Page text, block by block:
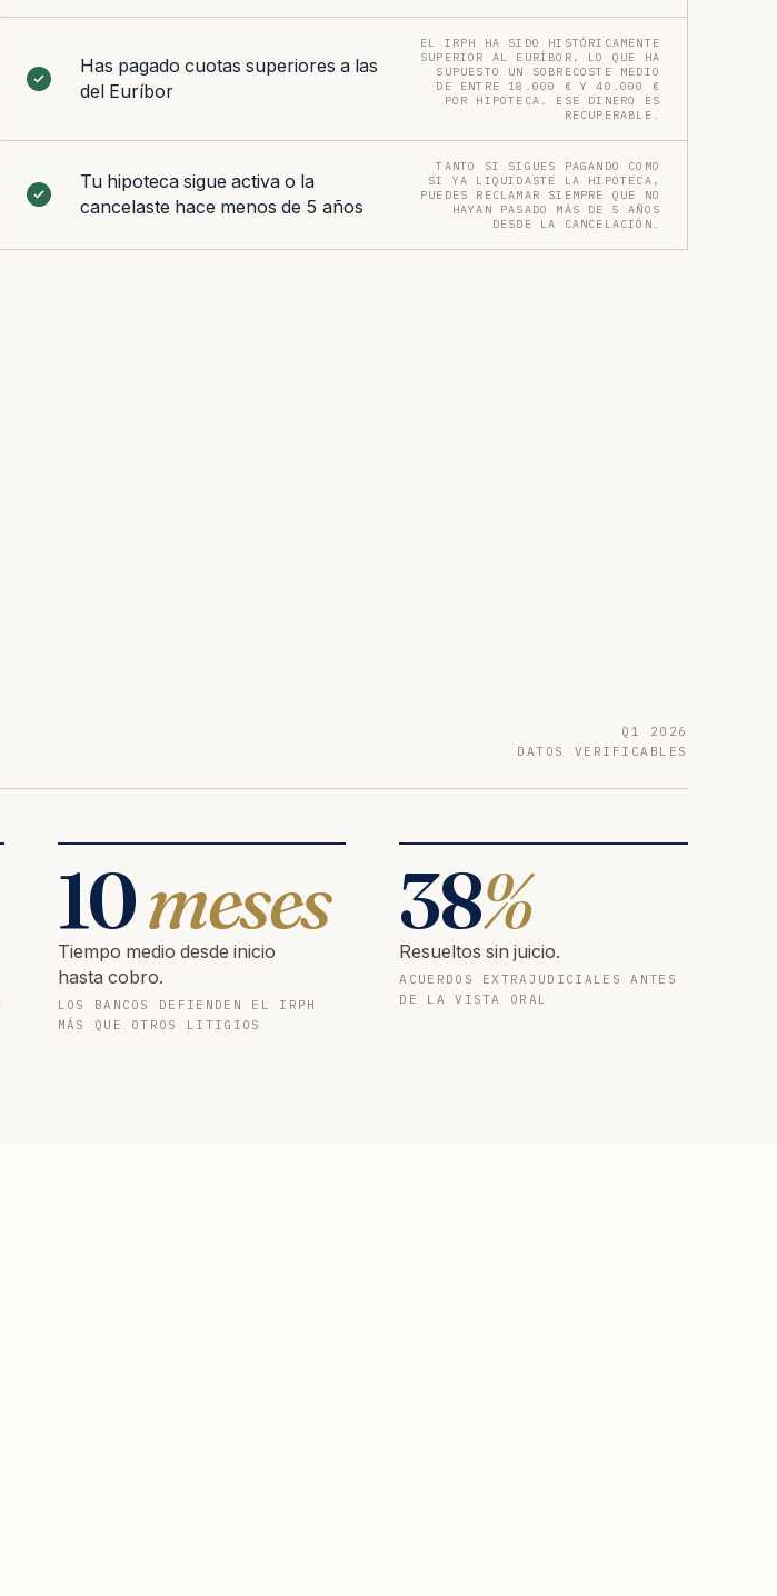
Has pagado cuotas superiores a las
del Euríbor
EL IRPH HA SIDO HISTÓRICAMENTE
SUPERIOR AL EURÍBOR, LO QUE HA
SUPUESTO UN SOBRECOSTE MEDIO
DE ENTRE 18.000 € Y 40.000 €
POR HIPOTECA. ESE DINERO ES
RECUPERABLE.
Tu hipoteca sigue activa o la
cancelaste hace menos de 5 años
TANTO SI SIGUES PAGANDO COMO
SI YA LIQUIDASTE LA HIPOTECA,
PUEDES RECLAMAR SIEMPRE QUE NO
HAYAN PASADO MÁS DE 5 AÑOS
DESDE LA CANCELACIÓN.
Q1 2026
DATOS VERIFICABLES
10meses
Tiempo medio desde inicio
hasta cobro.
LOS BANCOS DEFIENDEN EL IRPH
MÁS QUE OTROS LITIGIOS
38%
Resueltos sin juicio.
ACUERDOS EXTRAJUDICIALES ANTES
DE LA VISTA ORAL